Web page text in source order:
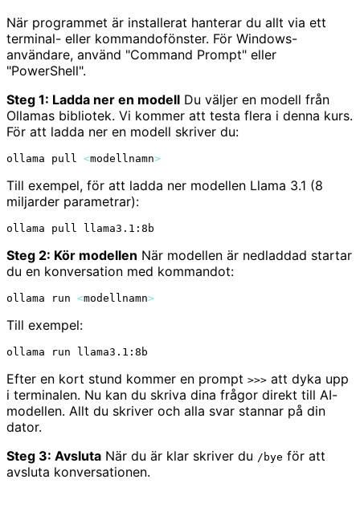
När programmet är installerat hanterar du allt via ett
terminal- eller kommandofönster. För Windows-
användare, använd "Command Prompt" eller
"PowerShell".
Steg 1: Ladda ner en modell Du väljer en modell från
Ollamas bibliotek. Vi kommer att testa flera i denna kurs.
För att ladda ner en modell skriver du:
ollama pull <modellnamn>
Till exempel, för att ladda ner modellen Llama 3.1 (8
miljarder parametrar):
Steg 2: Kör modellen När modellen är nedladdad startar
du en konversation med kommandot:
ollama run <modellnamn>
Till exempel:
Efter en kort stund kommer en prompt >>> att dyka upp
i terminalen. Nu kan du skriva dina frågor direkt till AI-
modellen. Allt du skriver och alla svar stannar på din
dator.
Steg 3: Avsluta När du är klar skriver du /bye för att
avsluta konversationen.